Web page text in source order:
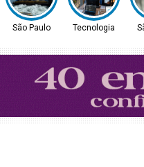
São Paulo Tecnologia